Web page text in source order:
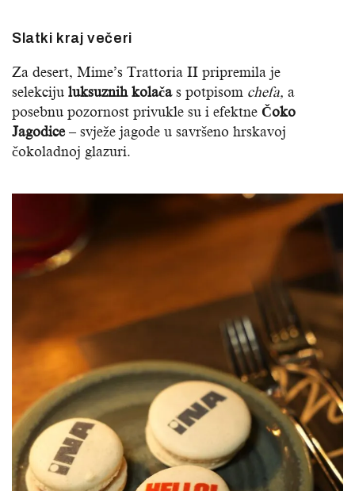
Slatki kraj večeri
Za desert, Mime’s Trattoria II pripremila je
selekciju luksuznih kolačas potpisom chefa, a
posebnu pozornost privukle su i efektne Čoko
Jagodice– svježe jagode u savršeno hrskavoj
čokoladnoj glazuri.